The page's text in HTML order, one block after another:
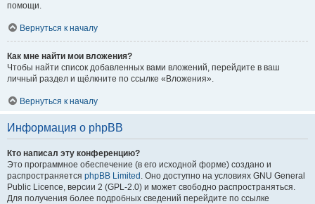
помощи.
Вернуться к началу
Как мне найти мои вложения?
Чтобы найти список добавленных вами вложений, перейдите в ваш
личный раздел и щёлкните по ссылке «Вложения».
Вернуться к началу
Информация о phpBB
Кто написал эту конференцию?
Это программное обеспечение (в его исходной форме) создано и
распространяется phpBB Limited . Оно доступно на условиях GNU General
Public Licence, версии 2 (GPL-2.0) и может свободно распространяться.
Для получения более подробных сведений перейдите по ссылке